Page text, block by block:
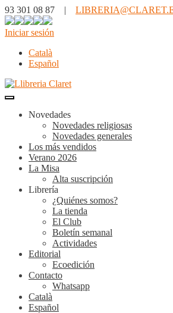
93 301 08 87 |
Iniciar sesión
Català
Español
Novedades
Novedades religiosas
Novedades generales
Los más vendidos
Verano 2026
La Misa
Alta suscripción
Librería
¿Quiénes somos?
La tienda
El Club
Boletín semanal
Actividades
Editorial
Ecoedición
Contacto
Whatsapp
Català
Español